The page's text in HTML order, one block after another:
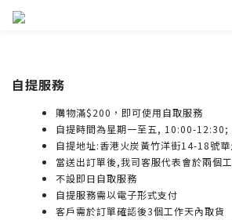
自提服務
購物滿$200，即可使用自取服務
自提時間為星期一至五, 10:00-
自提地址:香港火炭黃竹洋街14-18號
當送出訂單後,我司客服代表會於兩個
不設即日自取服務
自提服務需以電子形式支付
客戶需於訂單確認後3個工作天內取貨